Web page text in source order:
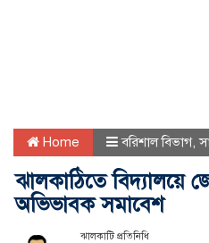
Home বরিশাল বিভাগ,
ঝালকাঠিতে বিদ্যালয়ে
অভিভাবক সমাবেশ
ঝালকাটি প্রতিনিধি